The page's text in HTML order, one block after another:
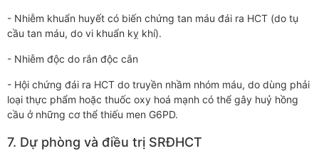
- Nhiễm khuẩn huyết có biến chứng tan máu đái ra HCT (do tụ
cầu tan máu, do vi khuẩn kỵ khí).
- Nhiễm độc do rắn độc cắn
- Hội chứng đái ra HCT do truyền nhầm nhóm máu, do dùng phải
loại thực phẩm hoặc thuốc oxy hoá mạnh có thể gây huỷ hồng
cầu ở những cơ thể thiếu men G6PD.
7. Dự phòng và điều trị SRĐHCT